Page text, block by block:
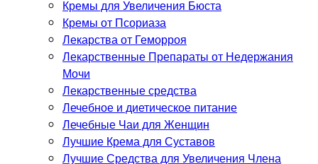
Кремы для Увеличения Бюста
Кремы от Псориаза
Лекарства от Геморроя
Лекарственные Препараты от Недержания
Мочи
Лекарственные средства
Лечебное и диетическое питание
Лечебные Чаи для Женщин
Лучшие Крема для Суставов
Лучшие Средства для Увеличения Члена